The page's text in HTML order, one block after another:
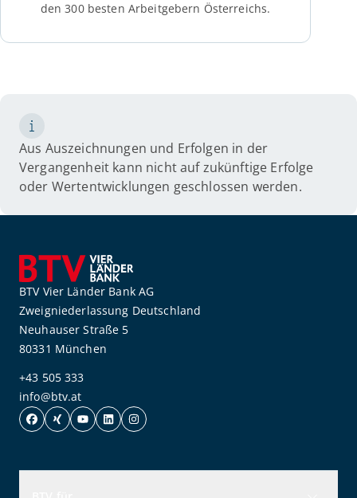
den 300 besten Arbeitgebern Österreichs.
Aus Auszeichnungen und Erfolgen in der
Vergangenheit kann nicht auf zukünftige Erfolge
oder Wertentwicklungen geschlossen werden.
BTV Vier Länder Bank AG
Zweigniederlassung Deutschland
Neuhauser Straße 5
80331 München
+43 505 333
info@btv.at